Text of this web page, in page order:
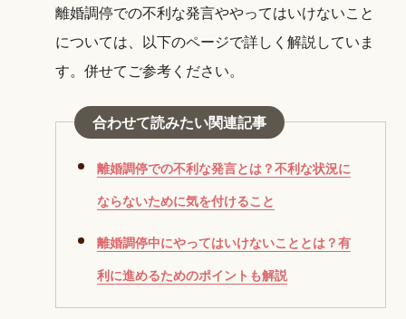
離婚調停での不利な発言ややってはいけないこと
については、以下のページで詳しく解説していま
す。併せてご参考ください。
合わせて読みたい関連記事
離婚調停での不利な発言とは？不利な状況に
ならないために気を付けること
離婚調停中にやってはいけないこととは？有
利に進めるためのポイントも解説